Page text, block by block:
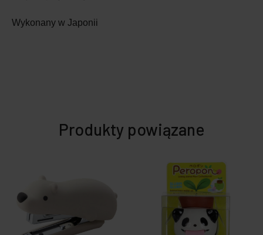
Wykonany w Japonii
Produkty powiązane